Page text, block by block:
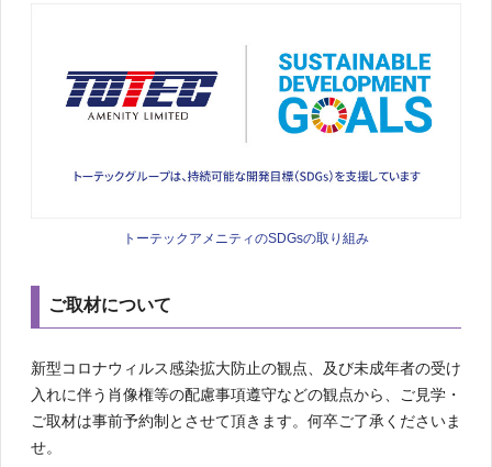
トーテックアメニティのSDGsの取り組み
ご取材について
新型コロナウィルス感染拡大防止の観点、及び未成年者の受け
入れに伴う肖像権等の配慮事項遵守などの観点から、ご見学・
ご取材は事前予約制とさせて頂きます。何卒ご了承くださいま
せ。